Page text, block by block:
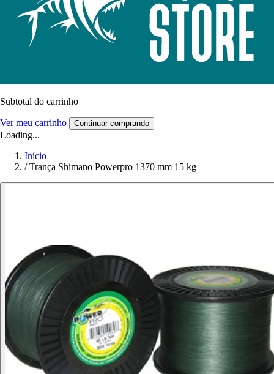
Subtotal do carrinho
Ver meu carrinho Continuar comprando
Loading...
Início
/ Trança Shimano Powerpro 1370 mm 15 kg